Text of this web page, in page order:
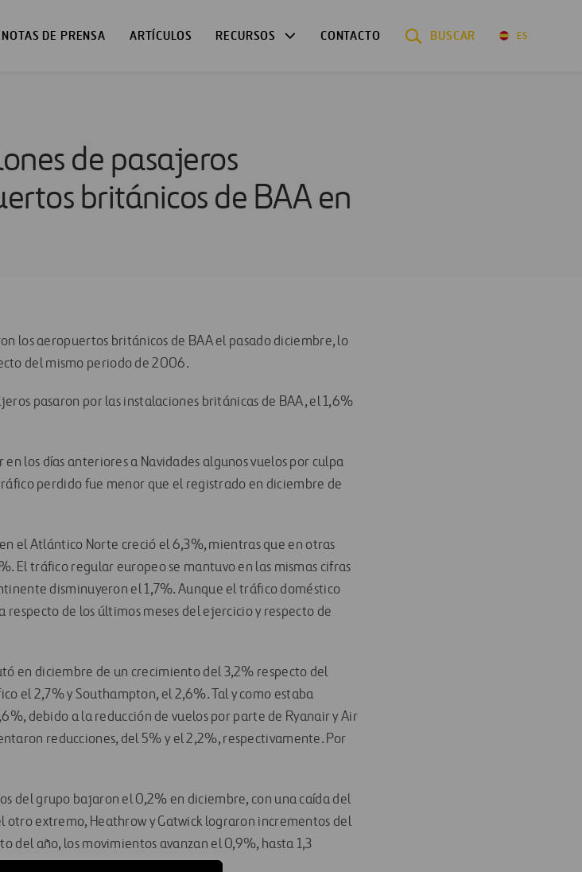
NOTAS DE PRENSA ARTÍCULOS RECURSOS CONTACTO BUSCAR ES
de pasajeros
británicos de BAA en
los aeropuertos británicos de BAA el pasado diciembre, lo
del mismo periodo de 2006.
pasaron por las instalaciones británicas de BAA, el 1,6%
los días anteriores a Navidades algunos vuelos por culpa
perdido fue menor que el registrado en diciembre de
el Atlántico Norte creció el 6,3%, mientras que en otras
El tráfico regular europeo se mantuvo en las mismas cifras
disminuyeron el 1,7%. Aunque el tráfico doméstico
de los últimos meses del ejercicio y respecto de
en diciembre de un crecimiento del 3,2% respecto del
el 2,7% y Southampton, el 2,6%. Tal y como estaba
debido a la reducción de vuelos por parte de Ryanair y Air
reducciones, del 5% y el 2,2%, respectivamente. Por
del grupo bajaron el 0,2% en diciembre, con una caída del
otro extremo, Heathrow y Gatwick lograron incrementos del
del año, los movimientos avanzan el 0,9%, hasta 1,3